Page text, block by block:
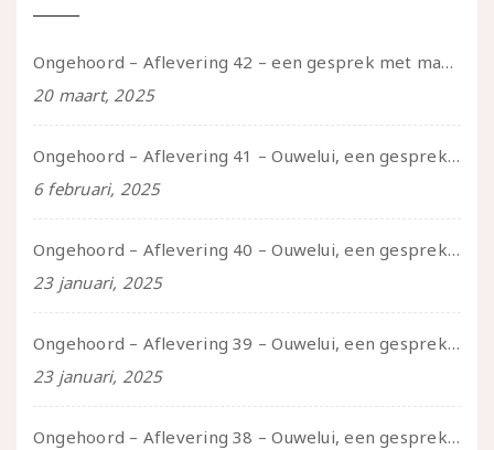
Ongehoord – Aflevering 42 – een gesprek met marijn over seksueel opbloeien, het ouderschap uitvinden en verschillende leeftijden in je mee dragen
20 maart, 2025
Ongehoord – Aflevering 41 – Ouwelui, een gesprek met Marcelle over polyamorie op latere leeftijd, (mantel)zorg voor je partners en seksueel plezier.
6 februari, 2025
Ongehoord – Aflevering 40 – Ouwelui, een gesprek met Sadie Lune over vormende relaties en de geschiedenis van de queer pornobeweging
23 januari, 2025
Ongehoord – Aflevering 39 – Ouwelui, een gesprek met Pepijn en Ivo over hun regenbooggezin, eigenzinnig ouder worden en Cruise Control
23 januari, 2025
Ongehoord – Aflevering 38 – Ouwelui, een gesprek met vreer over behoefte aan geborgenheid en het behouden van je idealen